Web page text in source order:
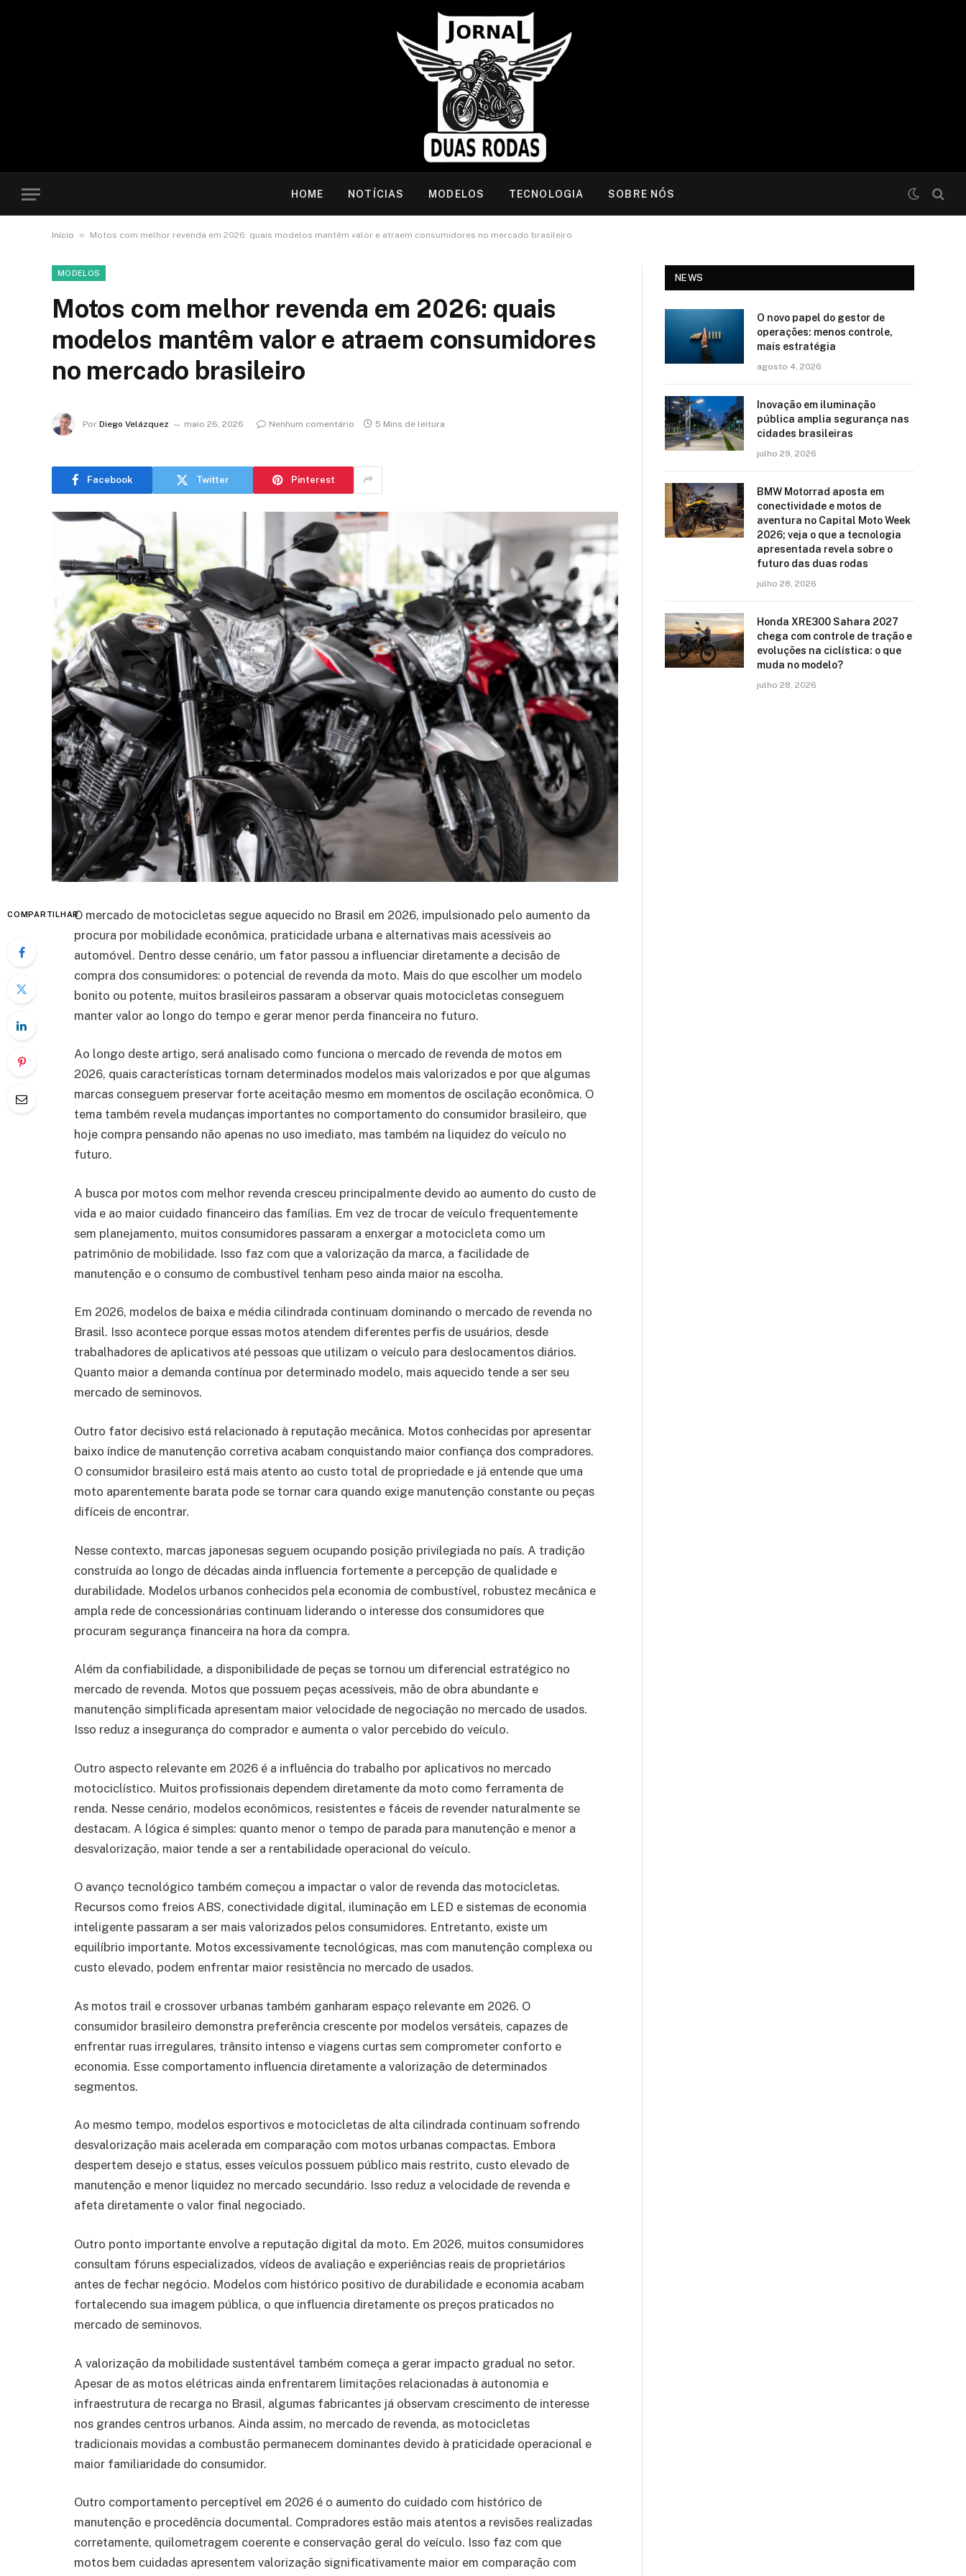
HOME NOTÍCIAS MODELOS TECNOLOGIA SOBRE NÓS
Início » Motos com melhor revenda em 2026: quais modelos mantêm valor e atraem consumidores no mercado brasileiro
MODELOS
Motos com melhor revenda em 2026: quais
modelos mantêm valor e atraem consumidores
no mercado brasileiro
Por Diego Velázquez maio 26, 2026 Nenhum comentário 5 Mins de leitura
Facebook Twitter Pinterest
COMPARTILHARO mercado de motocicletas segue aquecido no Brasil em 2026, impulsionado pelo aumento da
procura por mobilidade econômica, praticidade urbana e alternativas mais acessíveis ao
automóvel. Dentro desse cenário, um fator passou a influenciar diretamente a decisão de
compra dos consumidores: o potencial de revenda da moto. Mais do que escolher um modelo
bonito ou potente, muitos brasileiros passaram a observar quais motocicletas conseguem
manter valor ao longo do tempo e gerar menor perda financeira no futuro.
Ao longo deste artigo, será analisado como funciona o mercado de revenda de motos em
2026, quais características tornam determinados modelos mais valorizados e por que algumas
marcas conseguem preservar forte aceitação mesmo em momentos de oscilação econômica. O
tema também revela mudanças importantes no comportamento do consumidor brasileiro, que
hoje compra pensando não apenas no uso imediato, mas também na liquidez do veículo no
futuro.
A busca por motos com melhor revenda cresceu principalmente devido ao aumento do custo de
vida e ao maior cuidado financeiro das famílias. Em vez de trocar de veículo frequentemente
sem planejamento, muitos consumidores passaram a enxergar a motocicleta como um
patrimônio de mobilidade. Isso faz com que a valorização da marca, a facilidade de
manutenção e o consumo de combustível tenham peso ainda maior na escolha.
Em 2026, modelos de baixa e média cilindrada continuam dominando o mercado de revenda no
Brasil. Isso acontece porque essas motos atendem diferentes perfis de usuários, desde
trabalhadores de aplicativos até pessoas que utilizam o veículo para deslocamentos diários.
Quanto maior a demanda contínua por determinado modelo, mais aquecido tende a ser seu
mercado de seminovos.
Outro fator decisivo está relacionado à reputação mecânica. Motos conhecidas por apresentar
baixo índice de manutenção corretiva acabam conquistando maior confiança dos compradores.
O consumidor brasileiro está mais atento ao custo total de propriedade e já entende que uma
moto aparentemente barata pode se tornar cara quando exige manutenção constante ou peças
difíceis de encontrar.
Nesse contexto, marcas japonesas seguem ocupando posição privilegiada no país. A tradição
construída ao longo de décadas ainda influencia fortemente a percepção de qualidade e
durabilidade. Modelos urbanos conhecidos pela economia de combustível, robustez mecânica e
ampla rede de concessionárias continuam liderando o interesse dos consumidores que
procuram segurança financeira na hora da compra.
Além da confiabilidade, a disponibilidade de peças se tornou um diferencial estratégico no
mercado de revenda. Motos que possuem peças acessíveis, mão de obra abundante e
manutenção simplificada apresentam maior velocidade de negociação no mercado de usados.
Isso reduz a insegurança do comprador e aumenta o valor percebido do veículo.
Outro aspecto relevante em 2026 é a influência do trabalho por aplicativos no mercado
motociclístico. Muitos profissionais dependem diretamente da moto como ferramenta de
renda. Nesse cenário, modelos econômicos, resistentes e fáceis de revender naturalmente se
destacam. A lógica é simples: quanto menor o tempo de parada para manutenção e menor a
desvalorização, maior tende a ser a rentabilidade operacional do veículo.
O avanço tecnológico também começou a impactar o valor de revenda das motocicletas.
Recursos como freios ABS, conectividade digital, iluminação em LED e sistemas de economia
inteligente passaram a ser mais valorizados pelos consumidores. Entretanto, existe um
equilíbrio importante. Motos excessivamente tecnológicas, mas com manutenção complexa ou
custo elevado, podem enfrentar maior resistência no mercado de usados.
As motos trail e crossover urbanas também ganharam espaço relevante em 2026. O
consumidor brasileiro demonstra preferência crescente por modelos versáteis, capazes de
enfrentar ruas irregulares, trânsito intenso e viagens curtas sem comprometer conforto e
economia. Esse comportamento influencia diretamente a valorização de determinados
segmentos.
Ao mesmo tempo, modelos esportivos e motocicletas de alta cilindrada continuam sofrendo
desvalorização mais acelerada em comparação com motos urbanas compactas. Embora
despertem desejo e status, esses veículos possuem público mais restrito, custo elevado de
manutenção e menor liquidez no mercado secundário. Isso reduz a velocidade de revenda e
afeta diretamente o valor final negociado.
Outro ponto importante envolve a reputação digital da moto. Em 2026, muitos consumidores
consultam fóruns especializados, vídeos de avaliação e experiências reais de proprietários
antes de fechar negócio. Modelos com histórico positivo de durabilidade e economia acabam
fortalecendo sua imagem pública, o que influencia diretamente os preços praticados no
mercado de seminovos.
A valorização da mobilidade sustentável também começa a gerar impacto gradual no setor.
Apesar de as motos elétricas ainda enfrentarem limitações relacionadas à autonomia e
infraestrutura de recarga no Brasil, algumas fabricantes já observam crescimento de interesse
nos grandes centros urbanos. Ainda assim, no mercado de revenda, as motocicletas
tradicionais movidas a combustão permanecem dominantes devido à praticidade operacional e
maior familiaridade do consumidor.
Outro comportamento perceptível em 2026 é o aumento do cuidado com histórico de
manutenção e procedência documental. Compradores estão mais atentos a revisões realizadas
corretamente, quilometragem coerente e conservação geral do veículo. Isso faz com que
motos bem cuidadas apresentem valorização significativamente maior em comparação com
NEWS
O novo papel do gestor de
operações: menos controle,
mais estratégia
agosto 4, 2026
Inovação em iluminação
pública amplia segurança nas
cidades brasileiras
julho 29, 2026
BMW Motorrad aposta em
conectividade e motos de
aventura no Capital Moto Week
2026; veja o que a tecnologia
apresentada revela sobre o
futuro das duas rodas
julho 28, 2026
Honda XRE300 Sahara 2027
chega com controle de tração e
evoluções na ciclística: o que
muda no modelo?
julho 28, 2026